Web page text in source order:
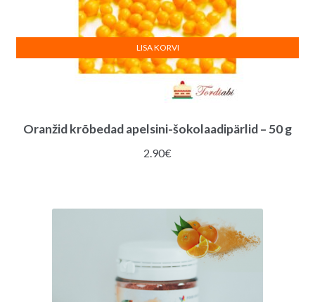
Oranžid krõbedad apelsini-šokolaadipärlid – 50 g
2.90€
LISA KORVI